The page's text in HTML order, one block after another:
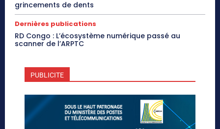
grincements de dents
Dernières publications
RD Congo : L’écosystème numérique passé au
scanner de l’ARPTC
PUBLICITE